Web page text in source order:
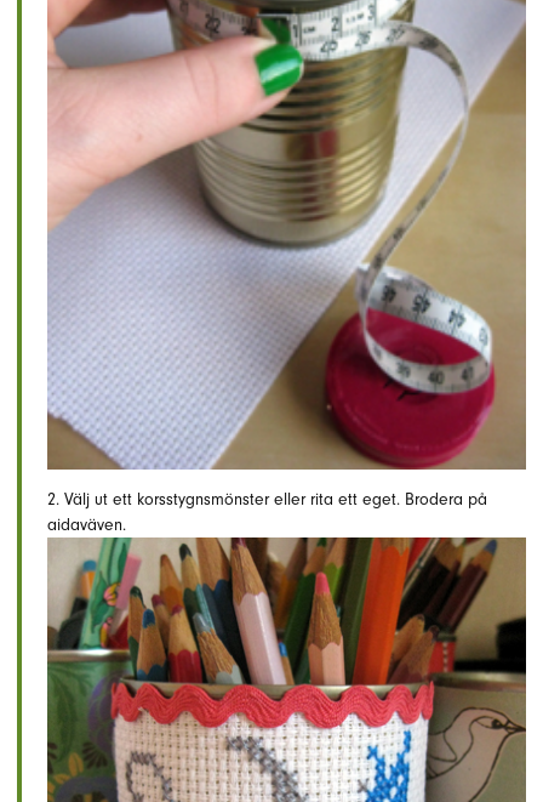
2. Välj ut ett korsstygnsmönster eller rita ett eget. Brodera på
aidaväven.